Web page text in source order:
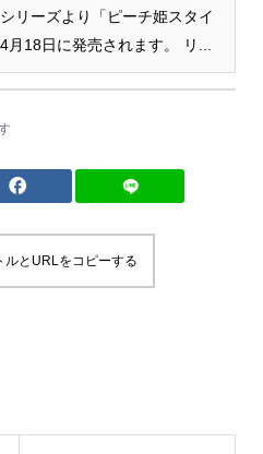
リーズより「ピーチ姫スタイ
月18日に発売されます。 リ...
ルとURLをコピーする